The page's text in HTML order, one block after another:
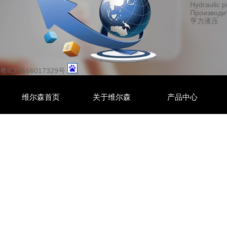
粤ICP备16017329号
Hydraulic
亨力液压
维尔森首页 关于维尔森 产品中心